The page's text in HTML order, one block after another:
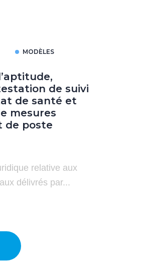
MODÈLES
de suivi
de santé et
mesures
de poste
relative aux
délivrés par...